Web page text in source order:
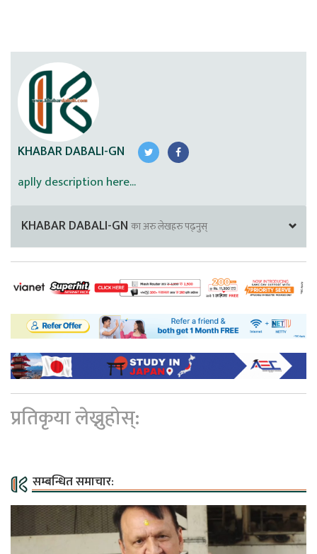
KHABAR DABALI-GN
aplly description here...
KHABAR DABALI-GN का अरु लेखहरु पढ्नुस्
प्रतिकृया लेख्नुहोस्:
सम्बन्धित समाचार: